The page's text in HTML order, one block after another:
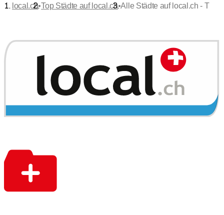
local.ch•Top Städte auf local.ch•Alle Städte auf local.ch - T